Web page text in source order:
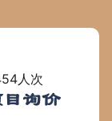
人次
目询价